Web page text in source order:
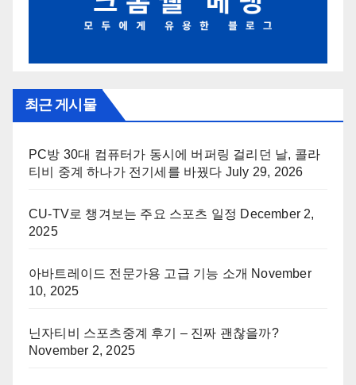
최근 게시물
PC방 30대 컴퓨터가 동시에 버퍼링 걸리던 날, 콜라
티비 중계 하나가 전기세를 바꿨다 July 29, 2026
CU-TV로 챙겨보는 주요 스포츠 일정 December 2,
2025
아바트레이드 전문가용 고급 기능 소개 November
10, 2025
닌자티비 스포츠중계 후기 – 진짜 괜찮을까?
November 2, 2025